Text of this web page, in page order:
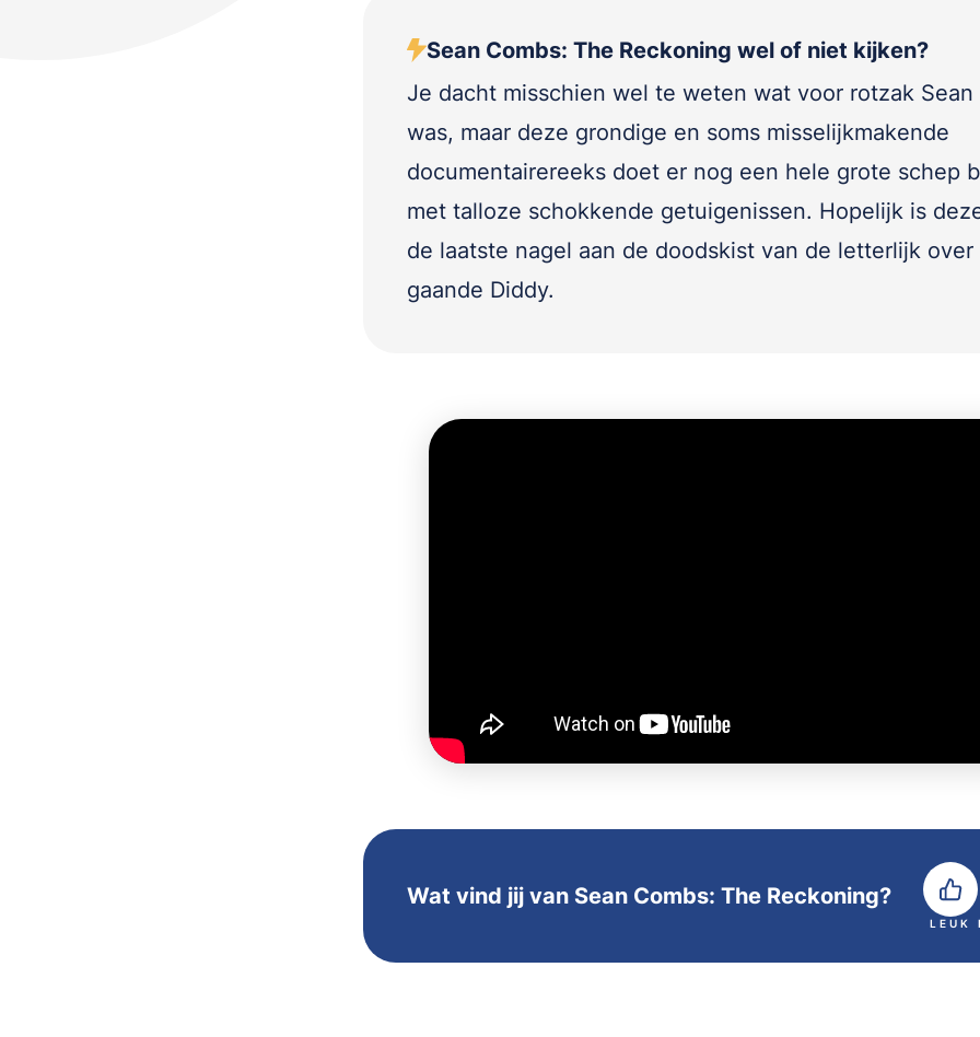
Sean Combs: The Reckoning wel of niet kijken?
Je dacht misschien wel te weten wat voor rotzak Sean
was, maar deze grondige en soms misselijkmakende
documentairereeks doet er nog een hele grote schep
met talloze schokkende getuigenissen. Hopelijk is
de laatste nagel aan de doodskist van de letterlijk over
gaande Diddy.
Wat vind jij van Sean Combs: The Reckoning?
LEUK